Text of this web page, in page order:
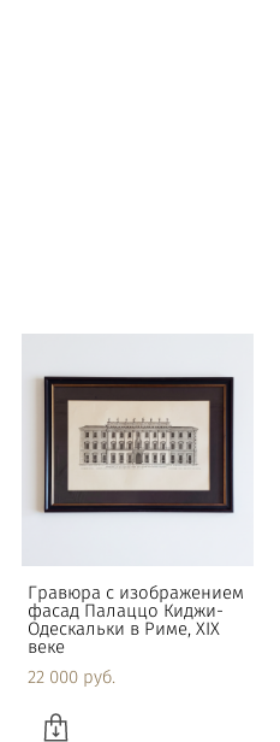
Гравюра с изображением
фасад Палаццо Киджи-
Одескальки в Риме, XIX
веке
22 000 pуб.